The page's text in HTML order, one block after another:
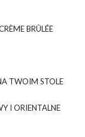
BRÛLÉE
TWOIM STOLE
I ORIENTALNE